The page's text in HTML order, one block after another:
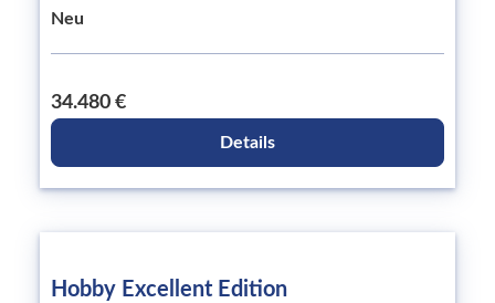
Neu
34.480 €
Details
Hobby Excellent Edition